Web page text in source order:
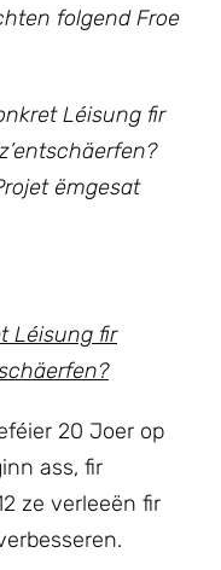
folgend Froe
Léisung fir
ëmgesat
Léisung fir
20 Joer op
ass, fir
ze verleeën fir